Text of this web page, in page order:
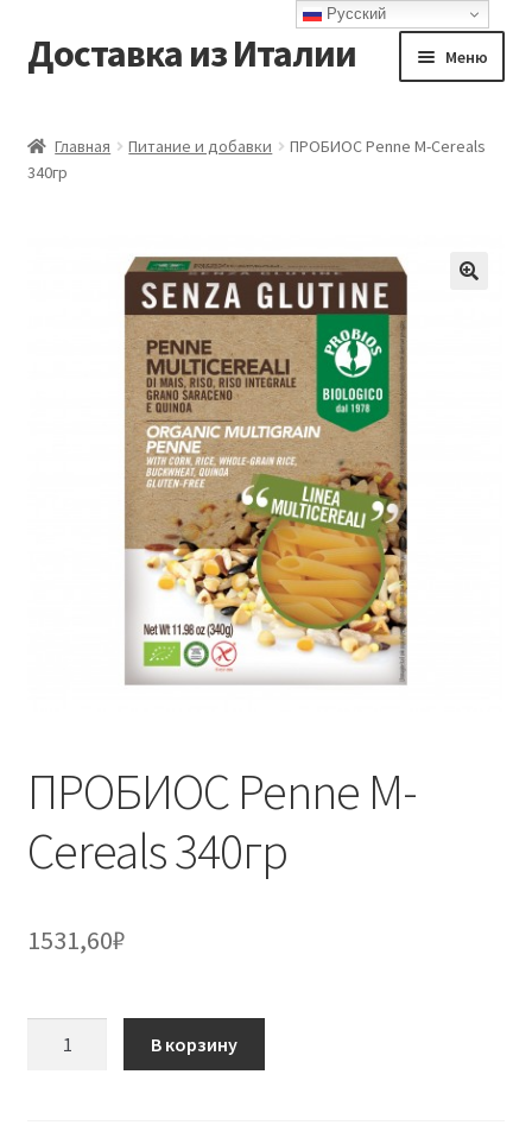
Перейти
к
Перейти
к
Доставка из Италии Меню
Доставка
Оформление заказа
Главная Питание и добавки
ПРОБИОС Penne M-Cereals
340гр
ПРОБИОС Penne M-
Cereals 340гр
1531,60₽
В корзину
Русский